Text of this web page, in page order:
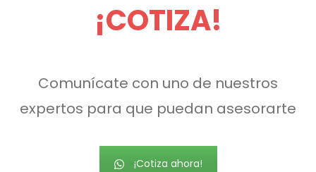
¡COTIZA!
Comunícate con uno de nuestros
expertos para que puedan asesorarte
¡Cotiza ahora!